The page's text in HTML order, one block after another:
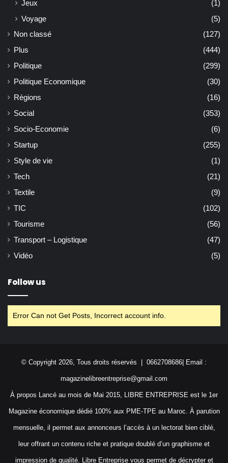
Jeux
(1)
Voyage
(5)
Non classé
(127)
Plus
(444)
Politique
(299)
Politique Economique
(30)
Régions
(16)
Social
(353)
Socio-Economie
(6)
Startup
(255)
Style de vie
(1)
Tech
(21)
Textile
(9)
TIC
(102)
Tourisme
(56)
Transport – Logistique
(47)
Vidéo
(5)
Follow us
Error Can not Get Posts, Incorrect account info.
© Copyright 2026, Tous droits réservés | 0662708686| Email :
magazinelibreentreprise@gmail.com
À propos Lancé au mois de Mai 2015, LIBRE ENTREPRISE est le 1er
Magazine économique dédié 100% aux PME-TPE au Maroc. À parution
mensuelle, il permet aux annonceurs l’accès à un lectorat bien ciblé,
leur offrant un contenu riche et pratique doublé d’un graphisme et
impression de qualité. Libre Entreprise vous permet de décrypter et